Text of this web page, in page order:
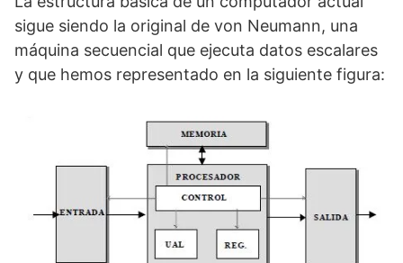
sigue siendo la original de von Neumann, una
máquina secuencial que ejecuta datos escalares
y que hemos representado en la siguiente figura: